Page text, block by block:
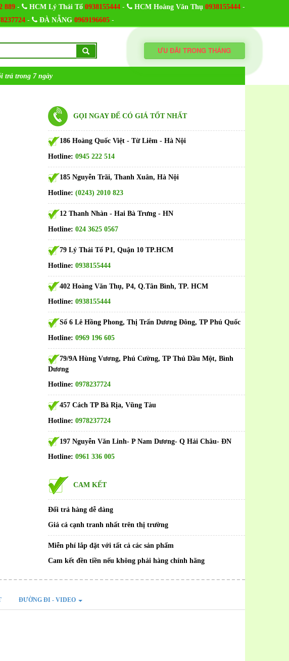
889- HCM Lý Thái Tổ 0938155444- HCM Hoàng Văn Thụ 0938155444-
- ĐÀ NẴNG 0969196605 -
ƯU ĐÃI TRONG THÁNG
trả trong 7 ngày
GỌI NGAY ĐỂ CÓ GIÁ TỐT NHẤT
186 Hoàng Quốc Việt - Từ Liêm - Hà Nội
Hotline: 0945 222 514
185 Nguyễn Trãi, Thanh Xuân, Hà Nội
Hotline: (0243) 2010 823
12 Thanh Nhàn - Hai Bà Trưng - HN
Hotline: 024 3625 0567
79 Lý Thái Tổ P1, Quận 10 TP.HCM
Hotline: 0938155444
402 Hoàng Văn Thụ, P4, Q.Tân Bình, TP. HCM
Hotline: 0938155444
Số 6 Lê Hồng Phong, Thị Trấn Dương Đông, TP Phú Quốc
Hotline: 0969 196 605
79/9A Hùng Vương, Phú Cường, TP Thủ Dầu Một, Bình
Dương
Hotline: 0978237724
457 Cách TP Bà Rịa, Vũng Tàu
Hotline: 0978237724
197 Nguyễn Văn Linh- P Nam Dương- Q Hải Châu- ĐN
Hotline: 0961 336 005
CAM KẾT
Đổi trả hàng dễ dàng
Giá cả cạnh tranh nhất trên thị trường
Miễn phí lắp đặt với tất cả các sản phẩm
Cam kết đền tiền nếu không phải hàng chính hãng
ĐƯỜNG ĐI - VIDEO